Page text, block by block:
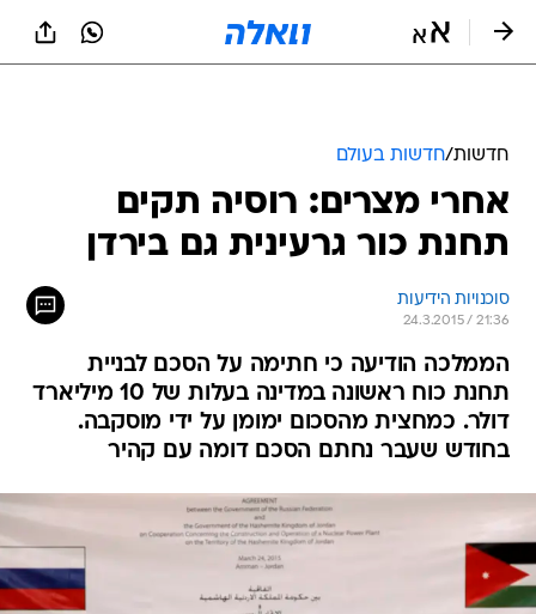
חדשות/חדשות בעולם
אחרי מצרים: רוסיה תקים
תחנת כור גרעינית גם בירדן
סוכנויות הידיעות
24.3.2015 / 21:36
הממלכה הודיעה כי חתימה על הסכם לבניית
תחנת כוח ראשונה במדינה בעלות של 10 מיליארד
דולר. כמחצית מהסכום ימומן על ידי מוסקבה.
בחודש שעבר נחתם הסכם דומה עם קהיר